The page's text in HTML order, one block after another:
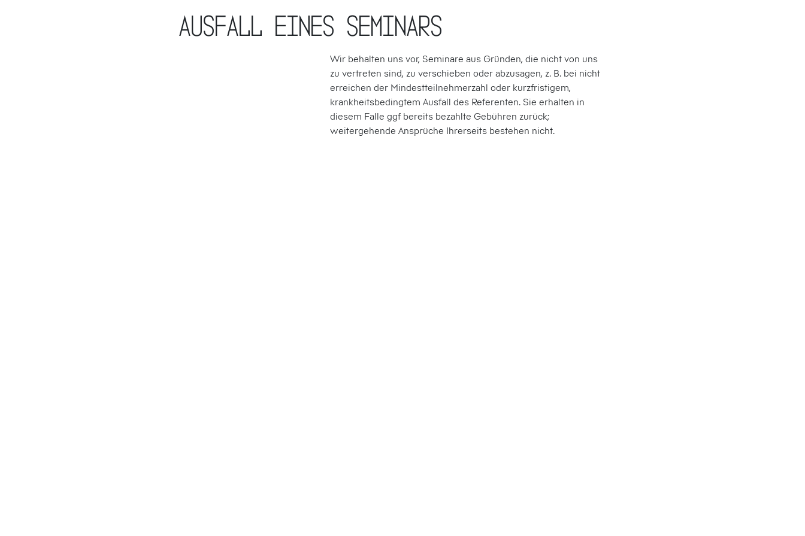
Ausfall eines Seminars
Wir behalten uns vor, Seminare aus Gründen, die nicht von uns
zu vertreten sind, zu verschieben oder abzusagen, z. B. bei nicht
erreichen der Mindestteilnehmerzahl oder kurzfristigem,
krankheitsbedingtem Ausfall des Referenten. Sie erhalten in
diesem Falle ggf bereits bezahlte Gebühren zurück;
weitergehende Ansprüche Ihrerseits bestehen nicht.